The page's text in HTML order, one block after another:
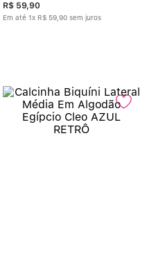
R$ 59,90
Em até 1x R$ 59 90 sem juros